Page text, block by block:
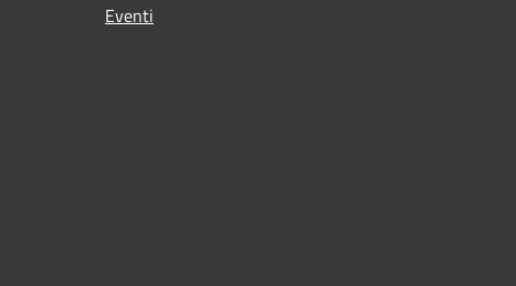
Eventi